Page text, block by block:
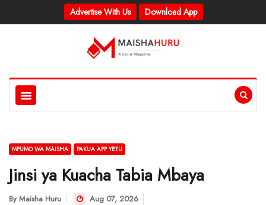
Advertise With Us Download App
MFUMO WA MAISHA PAKUA APP YETU
Jinsi ya Kuacha Tabia Mbaya
By Maisha Huru Aug 07, 2026